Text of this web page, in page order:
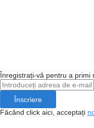
Înregistrați-vă pentru a primi
Înscriere
Făcând click aici, acceptați